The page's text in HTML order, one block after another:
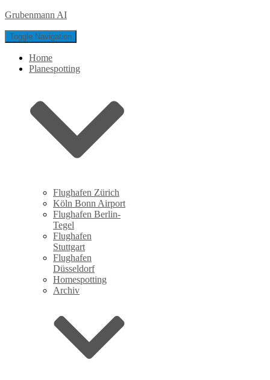
Grubenmann AI
Toggle Navigation
Home
Planespotting
Flughafen Zürich
Köln Bonn Airport
Flughafen Berlin-
Tegel
Flughafen
Stuttgart
Flughafen
Düsseldorf
Homespotting
Archiv